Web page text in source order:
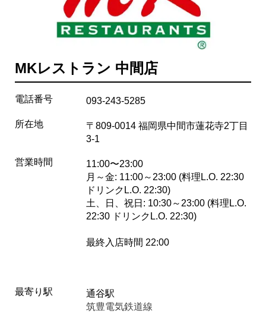
MKレストラン 中間店
電話番号 093-243-5285
所在地
〒809-0014 福岡県中間市蓮花寺2丁目
3-1
営業時間
11:00〜23:00
月～金: 11:00～23:00 (料理L.O. 22:30
ドリンクL.O. 22:30)
土、日、祝日: 10:30～23:00 (料理L.O.
22:30 ドリンクL.O. 22:30)
最終入店時間 22:00
最寄り駅
通谷駅
筑豊電気鉄道線